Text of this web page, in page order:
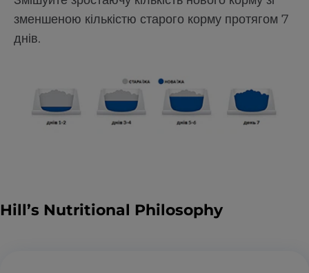
зменшеною кількістю старого корму протягом 7
днів.
Hill’s Nutritional Philosophy